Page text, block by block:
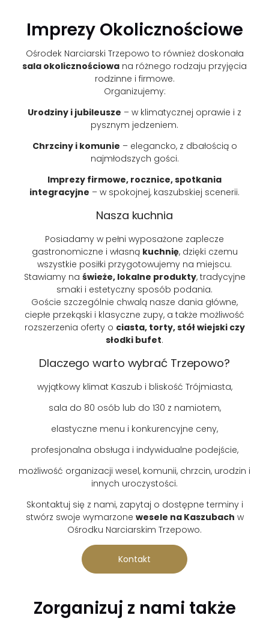
Imprezy Okolicznościowe
Ośrodek Narciarski Trzepowo to również doskonała
sala okolicznościowa na różnego rodzaju przyjęcia
rodzinne i firmowe.
Organizujemy:
Urodziny i jubileusze – w klimatycznej oprawie i z
pysznym jedzeniem.
Chrzciny i komunie – elegancko, z dbałością o
najmłodszych gości.
Imprezy firmowe, rocznice, spotkania
integracyjne – w spokojnej, kaszubskiej scenerii.
Nasza kuchnia
Posiadamy w pełni wyposażone zaplecze
gastronomiczne i własną kuchnię, dzięki czemu
wszystkie posiłki przygotowujemy na miejscu.
Stawiamy na świeże, lokalne produkty, tradycyjne
smaki i estetyczny sposób podania.
Goście szczególnie chwalą nasze dania główne,
ciepłe przekąski i klasyczne zupy, a także możliwość
rozszerzenia oferty o ciasta, torty, stół wiejski czy
słodki bufet.
Dlaczego warto wybrać Trzepowo?
wyjątkowy klimat Kaszub i bliskość Trójmiasta,
sala do 80 osób lub do 130 z namiotem,
elastyczne menu i konkurencyjne ceny,
profesjonalna obsługa i indywidualne podejście,
możliwość organizacji wesel, komunii, chrzcin, urodzin i
innych uroczystości.
Skontaktuj się z nami, zapytaj o dostępne terminy i
stwórz swoje wymarzone wesele na Kaszubach w
Ośrodku Narciarskim Trzepowo.
Kontakt
Zorganizuj z nami także